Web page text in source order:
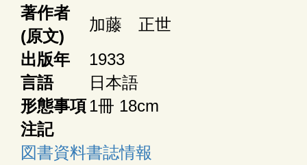
著作者
(原文)
加藤 正世
出版年
1933
言語
日本語
形態事項1冊 18cm
注記
図書資料書誌情報